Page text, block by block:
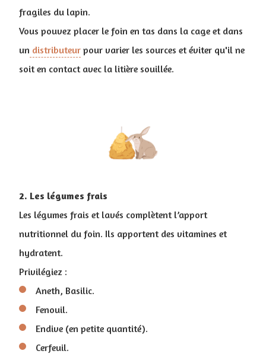
fragiles du lapin.
Vous pouvez placer le foin en tas dans la cage et dans
un distributeur pour varier les sources et éviter qu'il ne
soit en contact avec la litière souillée.
2. Les légumes frais
Les légumes frais et lavés complètent l’apport
nutritionnel du foin. Ils apportent des vitamines et
hydratent.
Privilégiez :
Aneth, Basilic.
Fenouil.
Endive (en petite quantité).
Cerfeuil.